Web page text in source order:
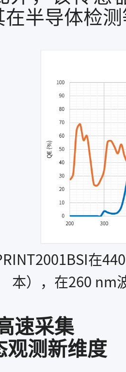
在半导体检
在
本），在260 nm
速采集
观测新维度